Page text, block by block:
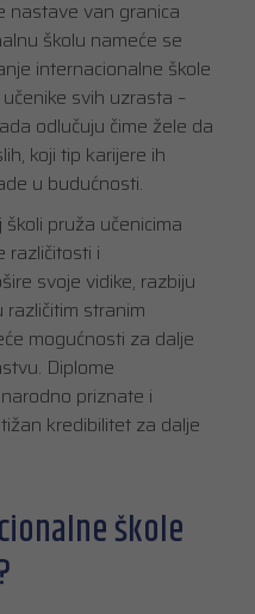
nastave van granica
školu nameće se
internacionalne škole
svih uzrasta –
odlučuju čime žele da
koji tip karijere ih
u budućnosti.
pruža učenicima
različitosti i
svoje vidike, razbiju
stranim
mogućnosti za dalje
Diplome
priznate i
kredibilitet za dalje
škole